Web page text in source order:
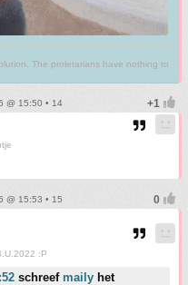
The proletarians have nothing to
@ 15:50 • 14
@ 15:53 • 15
:P
schreef maily het